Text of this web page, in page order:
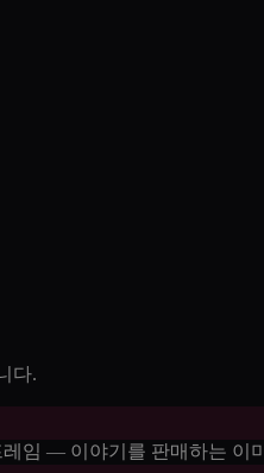
다.
임 — 이야기를 판매하는 이